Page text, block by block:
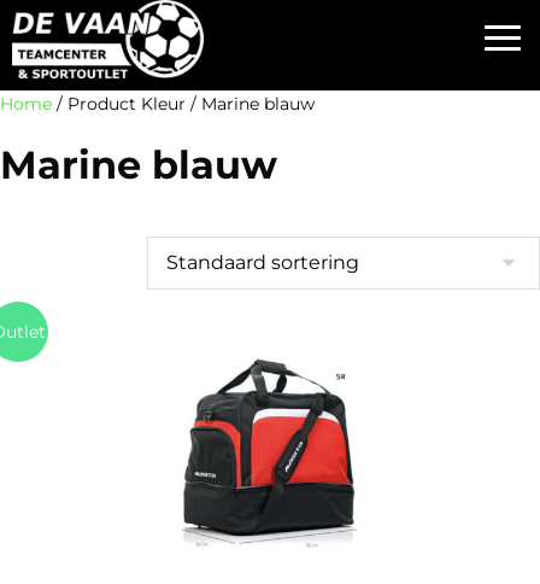
Home / Product Kleur / Marine blauw
Marine blauw